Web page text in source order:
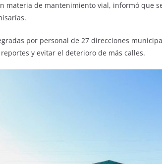
materia de mantenimiento vial, informó que
por personal de 27 direcciones
y evitar el deterioro de más calles.